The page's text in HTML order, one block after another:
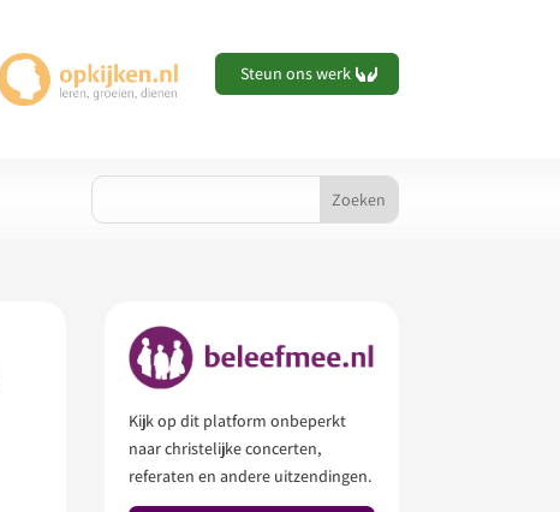
Steun ons werk
Kijk op dit platform onbeperkt
naar christelijke concerten,
referaten en andere uitzendingen.